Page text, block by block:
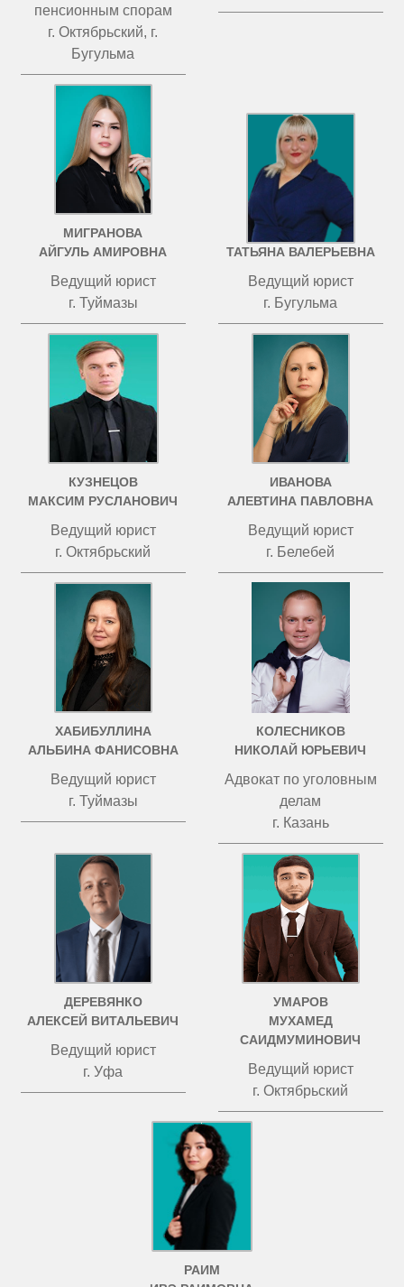
пенсионным спорам
г. Октябрьский, г.
Бугульма
МИГРАНОВА
АЙГУЛЬ АМИРОВНА
Ведущий юрист
г. Туймазы
ЧИСТОВА
ТАТЬЯНА ВАЛЕРЬЕВНА
Ведущий юрист
г. Бугульма
КУЗНЕЦОВ
МАКСИМ РУСЛАНОВИЧ
Ведущий юрист
г. Октябрьский
ИВАНОВА
АЛЕВТИНА ПАВЛОВНА
Ведущий юрист
г. Белебей
ХАБИБУЛЛИНА
АЛЬБИНА ФАНИСОВНА
Ведущий юрист
г. Туймазы
КОЛЕСНИКОВ
НИКОЛАЙ ЮРЬЕВИЧ
Адвокат по уголовным
делам
г. Казань
ДЕРЕВЯНКО
АЛЕКСЕЙ ВИТАЛЬЕВИЧ
Ведущий юрист
г. Уфа
УМАРОВ
МУХАМЕД
САИДМУМИНОВИЧ
Ведущий юрист
г. Октябрьский
РАИМ